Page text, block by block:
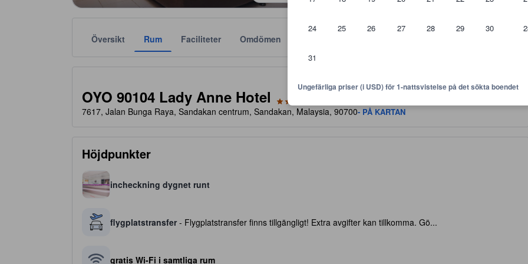
24 25 26 27 28 29 30
31
Ungefärliga priser (i USD) för 1-nattsvistelse på det sökta boendet
Översikt Rum Faciliteter Omdömen
OYO 90104 Lady Anne Hotel
7617, Jalan Bunga Raya, Sandakan centrum, Sandakan, Malaysia, 90700- PÅ KARTAN
Höjdpunkter
incheckning dygnet runt
flygplatstransfer- Flygplatstransfer finns tillgängligt! Extra avgifter kan tillkomma. Gö...
gratis Wi-Fi i samtliga rum